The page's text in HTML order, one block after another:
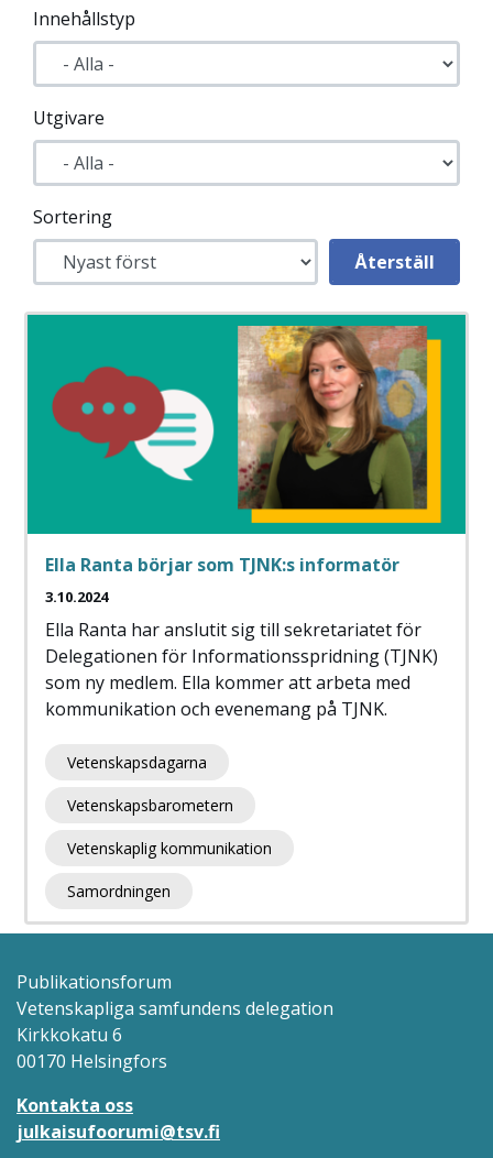
Innehållstyp
Utgivare
Sortering
Ella Ranta börjar som TJNK:s informatör
3.10.2024
Ella Ranta har anslutit sig till sekretariatet för
Delegationen för Informationsspridning (TJNK)
som ny medlem. Ella kommer att arbeta med
kommunikation och evenemang på TJNK.
Vetenskapsdagarna
Vetenskapsbarometern
Vetenskaplig kommunikation
Samordningen
Publikationsforum
Vetenskapliga samfundens delegation
Kirkkokatu 6
00170 Helsingfors
Kontakta oss
julkaisufoorumi@tsv.fi